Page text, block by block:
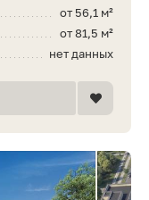
от 56,1 м²
от 81,5 м²
нет данных